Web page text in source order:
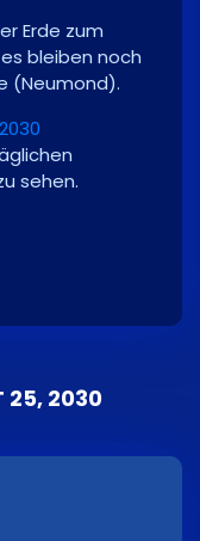
Erde zum
bleiben noch
(Neumond).
sehen.
25, 2030